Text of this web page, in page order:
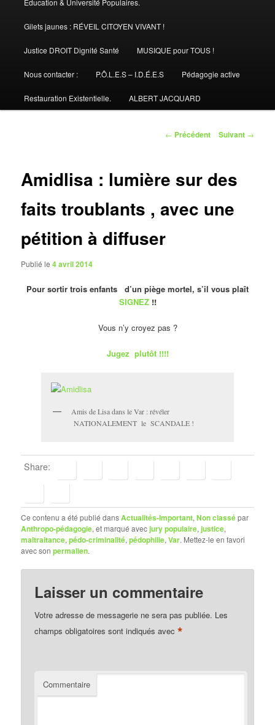
Gilets jaunes : RÉVEIL CITOYEN VIVANT !
Justice DROIT Dignité Santé MUSIQUE pour TOUS !
Nous contacter : P.Ô.L.E.S – I.D.É.E.S Pédagogie active
Restauration Existentielle. ALBERT JACQUARD
Navigation
← Précédent Suivant →
Amidlisa : lumière sur des
faits troublants , avec une
pétition à diffuser
Publié le4 avril 2014
Pour sortir trois enfants d’un piège mortel, s’il vous plaît
SIGNEZ !!
Vous n’y croyez pas ?
Jugez plutôt !!!!
Amis de Lisa dans le Var : révéler
NATIONALEMENT le SCANDALE !
Share:
Ce contenu a été publié dansActualités-Important,Non classépar
Anthropo-pédagogie, et marqué avecjury populaire,justice,
maltraitance,pédo-criminalité,pédophilie,Var. Mettez-le en favori
avec sonpermalien.
Laisser un commentaire
Votre adresse de messagerie ne sera pas publiée. Les
champs obligatoires sont indiqués avec*
Commentaire